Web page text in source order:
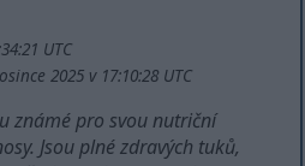
UTC
2025 v 17:10:28 UTC
známé pro svou nutriční
Jsou plné zdravých tuků,